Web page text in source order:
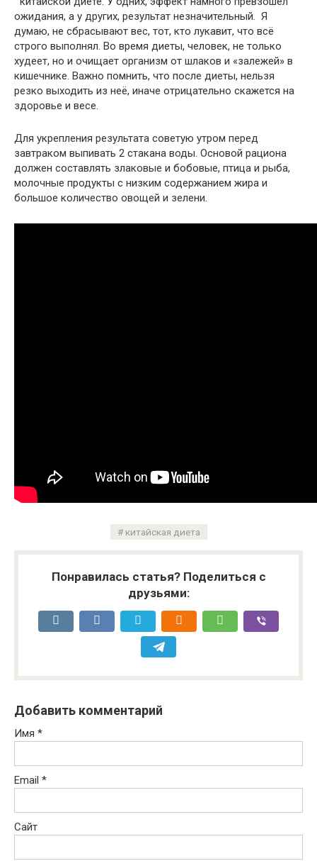
ожидания, а у других, результат незначительный. Я
думаю, не сбрасывают вес, тот, кто лукавит, что всё
строго выполнял. Во время диеты, человек, не только
худеет, но и очищает организм от шлаков и «залежей» в
кишечнике. Важно помнить, что после диеты, нельзя
резко выходить из неё, иначе отрицательно скажется на
здоровье и весе.
Для укрепления результата советую утром перед
завтраком выпивать 2 стакана воды. Основой рациона
должен составлять злаковые и бобовые, птица и рыба,
молочные продукты с низким содержанием жира и
большое количество овощей и зелени.
китайская диета
Понравилась статья? Поделиться с
друзьями:
Добавить комментарий
Имя *
Email *
Сайт